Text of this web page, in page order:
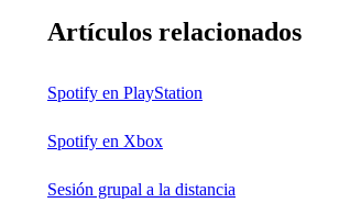
Artículos relacionados
Spotify en PlayStation
Spotify en Xbox
Sesión grupal a la distancia